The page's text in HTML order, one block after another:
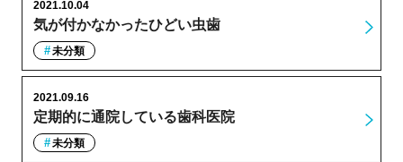
気が付かなかったひどい虫歯
2021.10.04
未分類
定期的に通院している歯科医院
2021.09.16
未分類